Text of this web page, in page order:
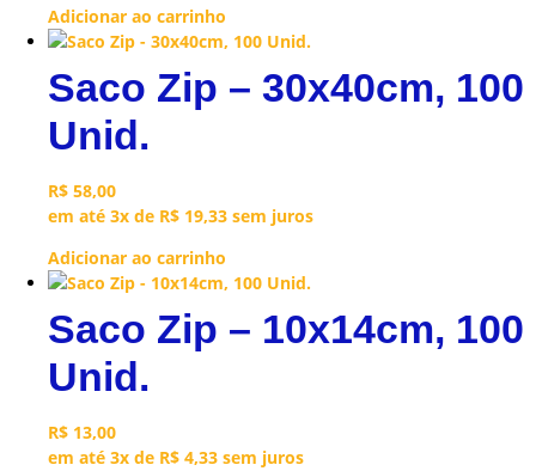
Adicionar ao carrinho
Saco Zip – 30x40cm, 100
Unid.
R$ 58,00
em até 3x de R$ 19,33 sem juros
Adicionar ao carrinho
Saco Zip – 10x14cm, 100
Unid.
R$ 13,00
em até 3x de R$ 4,33 sem juros